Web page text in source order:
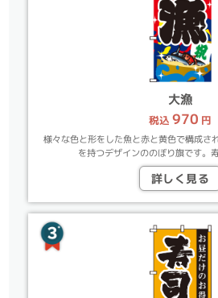
大漁
税込 970 円
様々な色と形をした魚と赤と黄色で構成さ
を持つデザインののぼり旗です。
詳しく見る